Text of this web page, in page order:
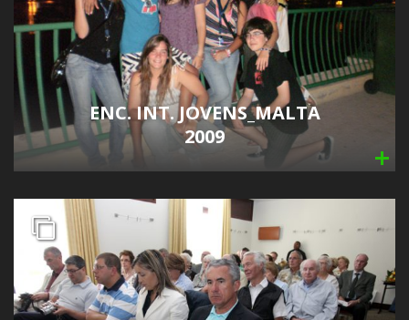
ENC. INT. JOVENS_MALTA
2009